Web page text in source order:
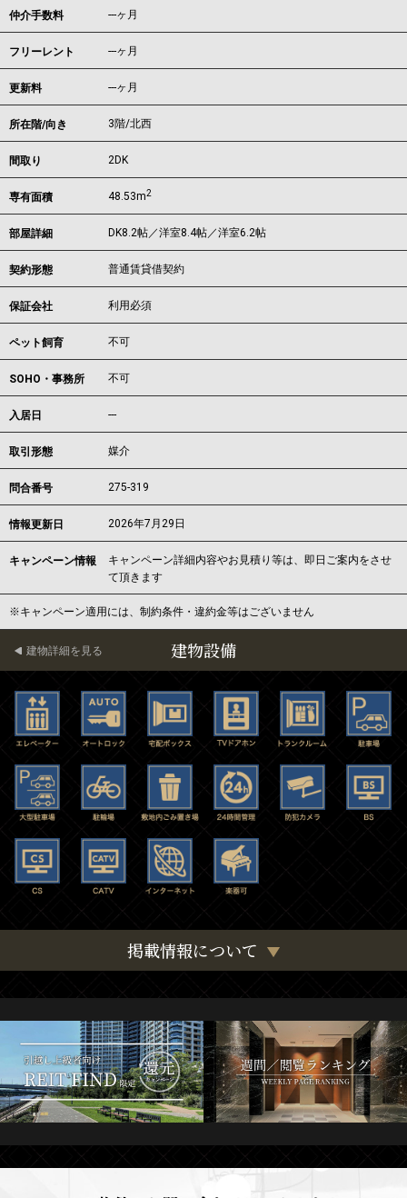
仲介手数料 ---ヶ月
フリーレント ---ヶ月
更新料 ---ヶ月
所在階/向き 3階/北西
間取り 2DK
専有面積 48.53m2
部屋詳細 DK8.2帖／洋室8.4帖／洋室6.2帖
契約形態 普通賃貸借契約
保証会社 利用必須
ペット飼育 不可
SOHO・事務所 不可
入居日 ---
取引形態 媒介
問合番号 275-319
情報更新日 2026年7月29日
キャンペーン情報
キャンペーン詳細内容やお見積り等は、即日ご案内をさせ
て頂きます
※キャンペーン適用には、制約条件・違約金等はございません
建物設備
建物詳細を見る
掲載情報について